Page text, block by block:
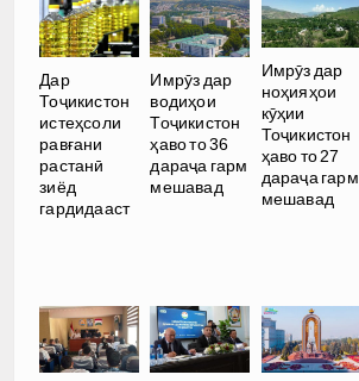
Дар
Тоҷикистон
истеҳсоли
равғани
растанӣ
зиёд
гардидааст
Имрӯз дар
водиҳои
Тоҷикистон
ҳаво то 36
дараҷа гарм
мешавад
Имрӯз дар
ноҳияҳои
кӯҳии
Тоҷикистон
ҳаво то 27
дараҷа гарм
мешавад